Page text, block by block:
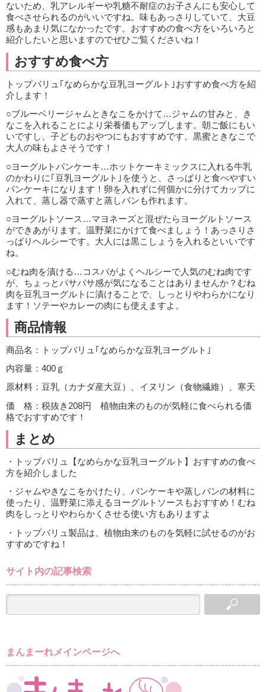
ないため、乳アレルギーや乳糖不耐症のお子さんにも安心して
食べさせられるのがいいですね。味もあっさりしていて、大豆
感もあまり気になかったです。おすすめの食べ方をいろいろと
紹介したいと思いますのでぜひご覧くださいね！
おすすめ食べ方
トップバリュ｢なめらかな豆乳ヨーグルト｣おすすめ食べ方を紹
介します！
○ブルーベリージャムときなこをかけて…ジャムの甘みと、き
なこを入れることにより栄養価もアップします。朝ご飯にもい
いですし、子どものおやつにもおすすめです。黒蜜ときなこで
大人の味もよさそうです！
○ヨーグルトパンケーキ…ホットケーキミックスに入れる牛乳
のかわりに｢豆乳ヨーグルト｣を使うと、さっぱりと食べやすい
パンケーキになります！卵を入れずに何個かに分けてカップに
入れて、蒸し器で蒸すと蒸しパンも作れます。
○ヨーグルトソース…マヨネーズと混ぜたらヨーグルトソース
ができあがります。温野菜にかけて食べましょう！あっさりさ
っぱりヘルシーです。大人には黒こしょうを入れるといいです
ね。
○むね肉を漬ける…コスパがよくヘルシーで人気のむね肉です
が、ちょっとパサパサ感が気になることはありませんか？むね
肉を豆乳ヨーグルトに漬けることで、しっとりやわらかになり
ます！ソテーやカレーの肉にも使えますよ。
商品情報
商品名：トップバリュ｢なめらかな豆乳ヨーグルト｣
内容量：400ｇ
原材料：豆乳（カナダ産大豆）、イヌリン（食物繊維）、寒天
価 格：税抜き208円 植物由来のものが気軽に食べられる価
格でおすすめです！
まとめ
・トップバリュ【なめらかな豆乳ヨーグルト】おすすめの食べ
方を紹介しました
・ジャムやきなこをかけたり、パンケーキや蒸しパンの材料に
使ったり、温野菜に添えるヨーグルトソースもおすすめ！むね
肉をしっとりやわらかくさせる使い方もありますよ
・トップバリュ製品は、植物由来のものを気軽に試せるのがお
すすめですね！
サイト内の記事検索
まんまーれメインページへ